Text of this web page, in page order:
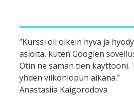
”Kurssi oli oikein hyvä ja
asioita, kuten Googlen
Otin ne saman tien käyttööni.
yhden viikonlopun aikana.”
Anastasiia Kaigorodova